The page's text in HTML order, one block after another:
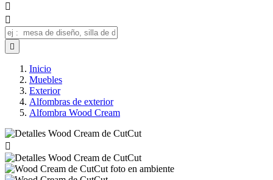



Inicio
Muebles
Exterior
Alfombras de exterior
Alfombra Wood Cream
